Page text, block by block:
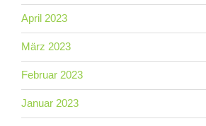
April 2023
März 2023
Februar 2023
Januar 2023